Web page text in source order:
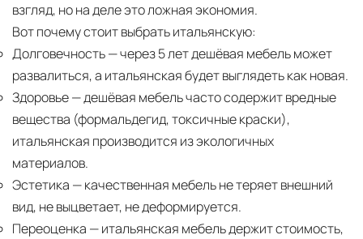
взгляд, но на деле это ложная экономия.
Вот почему стоит выбрать итальянскую:
Долговечность— через 5 лет дешёвая мебель может
развалиться, а итальянская будет выглядеть как новая.
Здоровье— дешёвая мебель часто содержит вредные
вещества (формальдегид, токсичные краски),
итальянская производится из экологичных
материалов.
Эстетика — качественная мебель не теряет внешний
вид, не выцветает, не деформируется.
Переоценка — итальянская мебель держит стоимость,